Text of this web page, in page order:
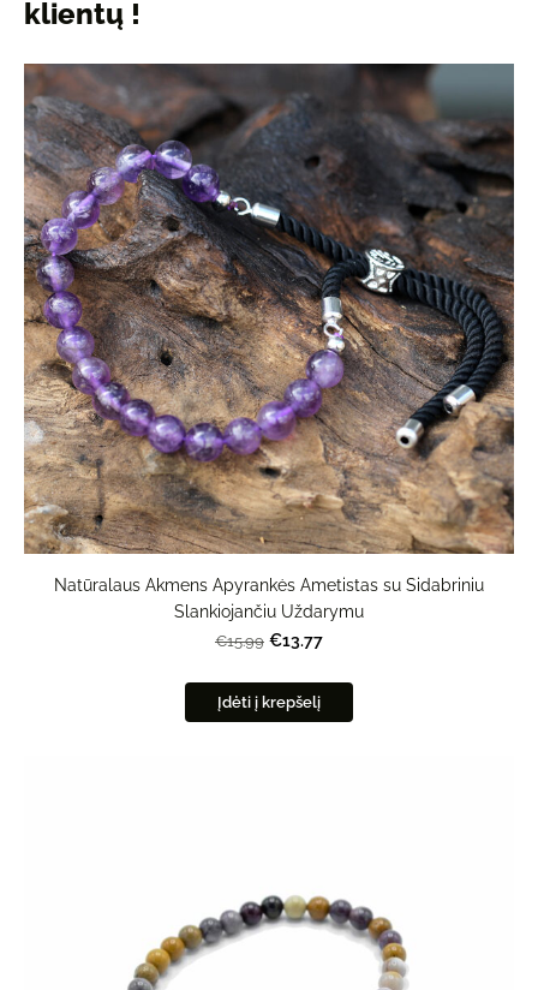
klientų !
Natūralaus Akmens Apyrankės Ametistas su Sidabriniu
Slankiojančiu Uždarymu
€15.99 €13.77
Įdėti į krepšelį